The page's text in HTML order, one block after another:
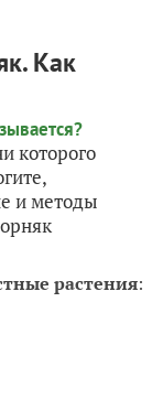
Как
которого
и методы
растения: